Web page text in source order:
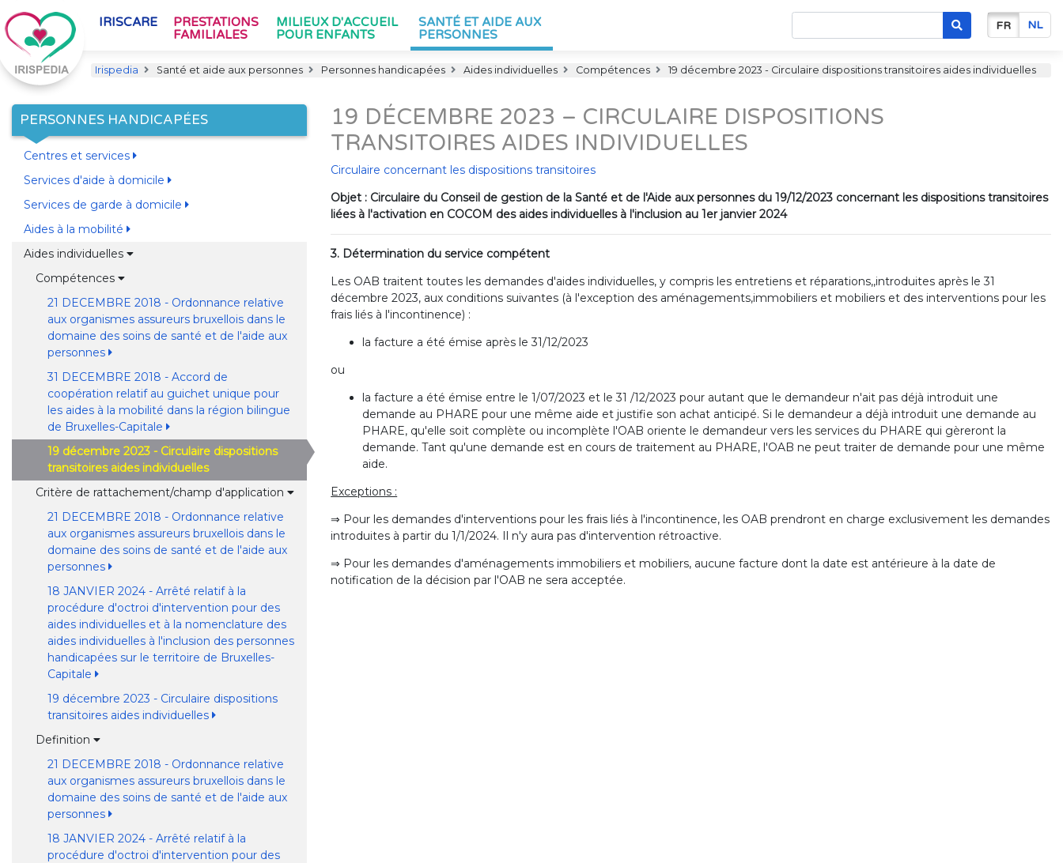
IRISCARE
PRESTATIONS
FAMILIALES
MILIEUX D'ACCUEIL
POUR ENFANTS
SANTÉ ET AIDE AUX
PERSONNES
FR NL
Irispedia Santé et aide aux personnes Personnes handicapées Aides individuelles Compétences 19 décembre 2023 - Circulaire dispositions transitoires aides individuelles
PERSONNES HANDICAPÉES
Centres et services
Services d'aide à domicile
Services de garde à domicile
Aides à la mobilité
Aides individuelles
Compétences
21 DECEMBRE 2018 - Ordonnance relative
aux organismes assureurs bruxellois dans le
domaine des soins de santé et de l'aide aux
personnes
31 DECEMBRE 2018 - Accord de
coopération relatif au guichet unique pour
les aides à la mobilité dans la région bilingue
de Bruxelles-Capitale
19 décembre 2023 - Circulaire dispositions
transitoires aides individuelles
Critère de rattachement/champ d'application
21 DECEMBRE 2018 - Ordonnance relative
aux organismes assureurs bruxellois dans le
domaine des soins de santé et de l'aide aux
personnes
18 JANVIER 2024 - Arrêté relatif à la
procédure d'octroi d'intervention pour des
aides individuelles et à la nomenclature des
aides individuelles à l'inclusion des personnes
handicapées sur le territoire de Bruxelles-
Capitale
19 décembre 2023 - Circulaire dispositions
transitoires aides individuelles
Definition
21 DECEMBRE 2018 - Ordonnance relative
aux organismes assureurs bruxellois dans le
domaine des soins de santé et de l'aide aux
personnes
18 JANVIER 2024 - Arrêté relatif à la
procédure d'octroi d'intervention pour des
19 DÉCEMBRE 2023 – CIRCULAIRE DISPOSITIONS
TRANSITOIRES AIDES INDIVIDUELLES
Circulaire concernant les dispositions transitoires
Objet : Circulaire du Conseil de gestion de la Santé et de l'Aide aux personnes du 19/12/2023 concernant les dispositions transitoires
liées à l'activation en COCOM des aides individuelles à l'inclusion au 1er janvier 2024
3. Détermination du service compétent
Les OAB traitent toutes les demandes d'aides individuelles, y compris les entretiens et réparations,,introduites après le 31
décembre 2023, aux conditions suivantes (à l'exception des aménagements,immobiliers et mobiliers et des interventions pour les
frais liés à l'incontinence) :
la facture a été émise après le 31/12/2023
ou
la facture a été émise entre le 1/07/2023 et le 31 /12/2023 pour autant que le demandeur n'ait pas déjà introduit une
demande au PHARE pour une même aide et justifie son achat anticipé. Si le demandeur a déjà introduit une demande au
PHARE, qu'elle soit complète ou incomplète l'OAB oriente le demandeur vers les services du PHARE qui gèreront la
demande. Tant qu'une demande est en cours de traitement au PHARE, l'OAB ne peut traiter de demande pour une même
aide.
Exceptions :
⇒ Pour les demandes d'interventions pour les frais liés à l'incontinence, les OAB prendront en charge exclusivement les demandes
introduites à partir du 1/1/2024. Il n'y aura pas d'intervention rétroactive.
⇒ Pour les demandes d'aménagements immobiliers et mobiliers, aucune facture dont la date est antérieure à la date de
notification de la décision par l'OAB ne sera acceptée.